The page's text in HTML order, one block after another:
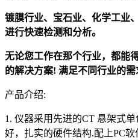
镀膜行业、宝石业、化学工业
进行快速检测和分析。
无论您工作在那个行业，都能
的解决方案! 满足不同行业的需
产品介绍:
1. 仪器采用先进的CT 悬架式
好，扎实的硬件结构.配上PC软